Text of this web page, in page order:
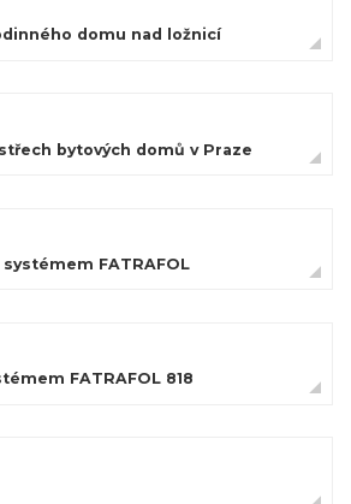
domu nad ložnicí
bytových domů v Praze
FATRAFOL
FATRAFOL 818